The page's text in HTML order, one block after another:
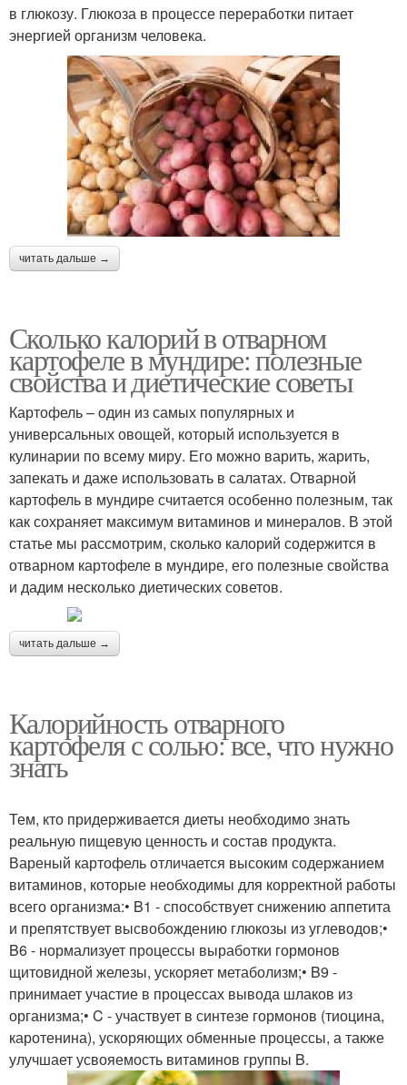
в глюкозу. Глюкоза в процессе переработки питает
энергией организм человека.
читать дальше →
Сколько калорий в отварном
картофеле в мундире: полезные
свойства и диетические советы
Картофель – один из самых популярных и
универсальных овощей, который используется в
кулинарии по всему миру. Его можно варить, жарить,
запекать и даже использовать в салатах. Отварной
картофель в мундире считается особенно полезным, так
как сохраняет максимум витаминов и минералов. В этой
статье мы рассмотрим, сколько калорий содержится в
отварном картофеле в мундире, его полезные свойства
и дадим несколько диетических советов.
читать дальше →
Калорийность отварного
картофеля с солью: все, что нужно
знать
Тем, кто придерживается диеты необходимо знать
реальную пищевую ценность и состав продукта.
Вареный картофель отличается высоким содержанием
витаминов, которые необходимы для корректной работы
всего организма:• B1 - способствует снижению аппетита
и препятствует высвобождению глюкозы из углеводов;•
B6 - нормализует процессы выработки гормонов
щитовидной железы, ускоряет метаболизм;• B9 -
принимает участие в процессах вывода шлаков из
организма;• C - участвует в синтезе гормонов (тиоцина,
каротенина), ускоряющих обменные процессы, а также
улучшает усвояемость витаминов группы B.